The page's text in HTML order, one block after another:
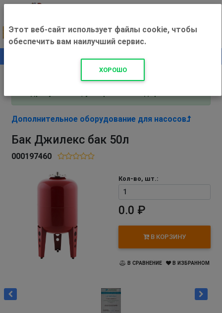
+500 ₽
Внимание! С 3 августа магазин работает по
Дополнительное оборудование для насосов
Бак Джилекс бак 50л
000197460
Кол-во, шт.:
0.0 ₽
В КОРЗИНУ
В СРАВНЕНИЕ В ИЗБРАННОМ
Этот веб-сайт использует файлы cookie, чтобы
обеспечить вам наилучший сервис.
ХОРОШО